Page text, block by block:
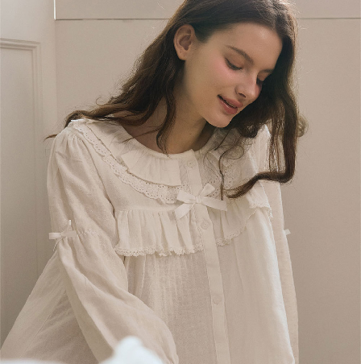
라이프 하세요!